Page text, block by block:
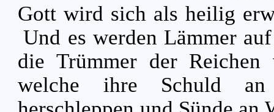
Gott wird sich als heilig
Und es werden Lämmer
die Trümmer der
welche ihre Schuld an